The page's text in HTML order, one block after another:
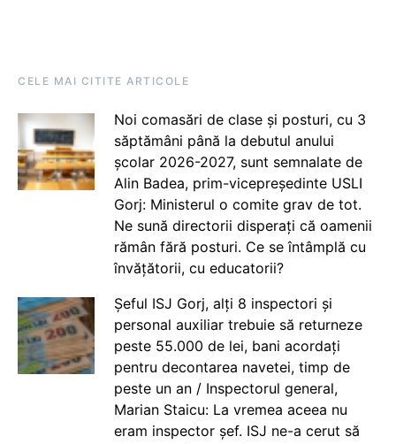
CELE MAI CITITE ARTICOLE
Noi comasări de clase și posturi, cu 3
săptămâni până la debutul anului
școlar 2026-2027, sunt semnalate de
Alin Badea, prim-vicepreședinte USLI
Gorj: Ministerul o comite grav de tot.
Ne sună directorii disperați că oamenii
rămân fără posturi. Ce se întâmplă cu
învățătorii, cu educatorii?
Șeful ISJ Gorj, alți 8 inspectori și
personal auxiliar trebuie să returneze
peste 55.000 de lei, bani acordați
pentru decontarea navetei, timp de
peste un an / Inspectorul general,
Marian Staicu: La vremea aceea nu
eram inspector șef. ISJ ne-a cerut să